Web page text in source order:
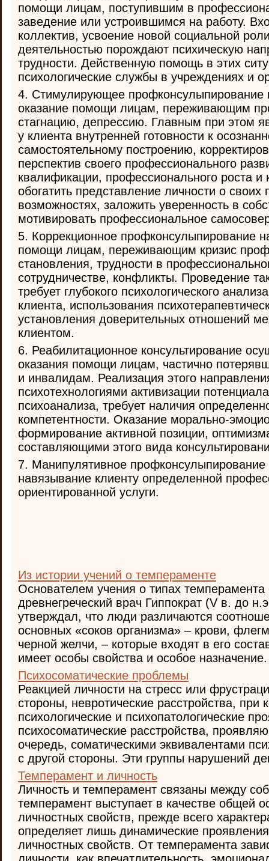
помощи лицам, поступившим в
заведение или устроившимся на работу.
коллектив, усвоение новой социальной
деятельностью порождают психическую
трудности. Действенную помощь в этих
психологические службы в учреждениях и
4. Стимулирующее профконсулыпирование
оказание помощи лицам, переживающим
стагнацию, депрессию. Главным при этом
у клиента внутренней готовности к
самостоятельному построению,
перспектив своего профессионального
квалификации, профессионального роста
обогатить представление личности о
возможностях, заложить уверенность в
мотивировать профессиональное
5. Коррекционное профконсулыпирование
помощи лицам, переживающим кризис
становления, трудности в
сотрудничестве, конфликты. Проведение
требует глубокого психологического
клиента, использования
установления доверительных отношений
клиентом.
6. Реабилитационное консультирование
оказания помощи лицам, частично
и инвалидам. Реализация этого
психотехнологиями активизации
психоанализа, требует наличия
компетентности. Оказание морально-
формирование активной позиции,
составляющими этого вида
7. Манипулятивное
навязывание клиенту определенной
ориентированной услуги.
Из истории учений о темпераменте
Основателем учения о типах темперамента
древнегреческий врач Гиппократ (V в. до
утверждал, что люди различаются
основных «соков организма» – крови,
черной желчи, – которые входят в его
имеет особы свойства и особое
Психосоматические проблемы
Реакцией личности на стресс или
стороны, невротические расстройства, при
психологические и психопатологические
психосоматические расстройства,
очередь, соматическими эквивалентами
с другой стороны. Эти группы нарушений
Темперамент и личность
Личность и темперамент связаны между
темперамент выступает в качестве общей
личностных свойств, прежде всего
определяет лишь динамические
личностных свойств. От темперамента